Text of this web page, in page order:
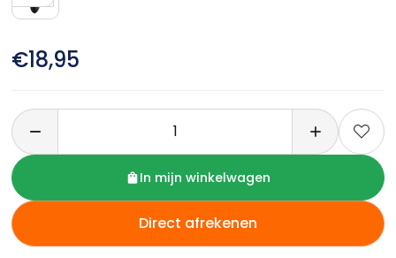
€18,95

In mijn winkelwagen
Direct afrekenen